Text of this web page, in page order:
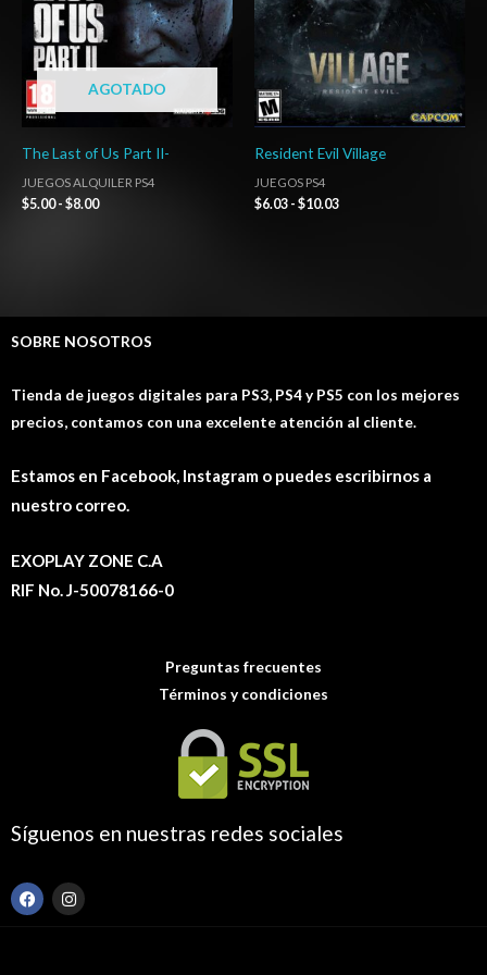
AGOTADO
The Last of Us Part II-
JUEGOS ALQUILER PS4
$5.00 - $8.00
Resident Evil Village
JUEGOS PS4
$6.03 - $10.03
SOBRE NOSOTROS
Tienda de juegos digitales para PS3, PS4 y PS5 con los mejores
precios, contamos con una excelente atención al cliente.
Estamos en Facebook, Instagram o puedes escribirnos a
nuestro correo.
EXOPLAY ZONE C.A
RIF No. J-50078166-0
Preguntas frecuentes
Términos y condiciones
Síguenos en nuestras redes sociales
F
a
I
n